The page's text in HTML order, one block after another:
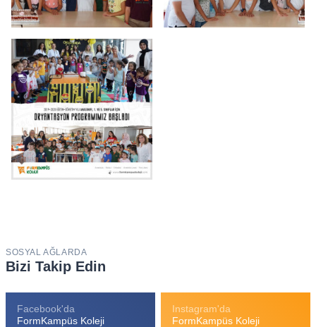
SOSYAL AĞLARDA
Bizi Takip Edin
Facebook'da
FormKampüs Koleji
Instagram'da
FormKampüs Koleji